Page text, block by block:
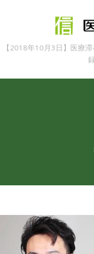
【2018年10月3日】医療